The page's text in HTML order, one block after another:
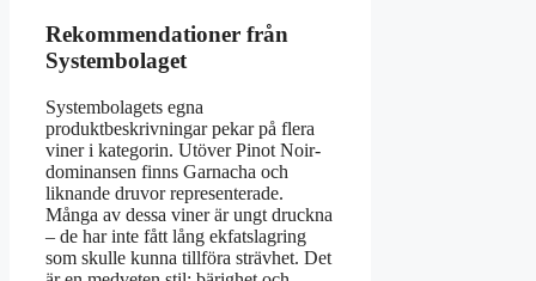
Rekommendationer från
Systembolaget
Systembolagets egna
produktbeskrivningar pekar på flera
viner i kategorin. Utöver Pinot Noir-
dominansen finns Garnacha och
liknande druvor representerade.
Många av dessa viner är ungt druckna
– de har inte fått lång ekfatslagring
som skulle kunna tillföra strävhet. Det